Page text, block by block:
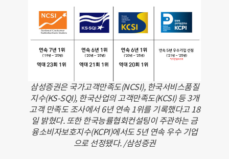
삼성증권은 국가고객만족도(NCSI), 한국서비스품질
지수(KS-SQI), 한국산업의 고객만족도(KCSI) 등 3개
고객 만족도 조사에서 6년 연속 1위를 기록했다고 18
일 밝혔다. 또한 한국능률협회컨설팅이 주관하는 금
융소비자보호지수(KCPI)에서도 5년 연속 우수 기업
으로 선정됐다. /삼성증권